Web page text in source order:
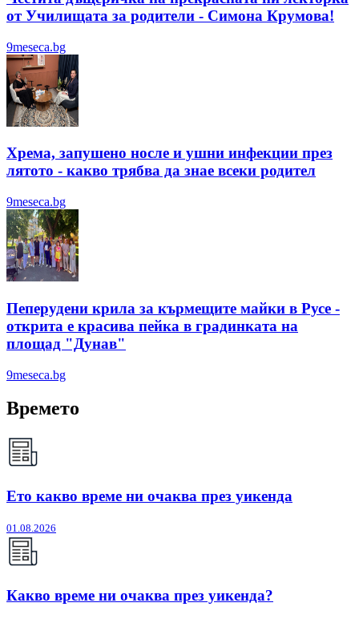
от Училищата за родители - Симона Крумова!
9meseca.bg
Хрема, запушено носле и ушни инфекции през
лятотo - какво трябва да знае всеки родител
9meseca.bg
Пеперудени крила за кърмещите майки в Русе -
открита е красива пейка в градинката на
площад "Дунав"
9meseca.bg
Времето
Ето какво време ни очаква през уикенда
01.08.2026
Какво време ни очаква през уикенда?